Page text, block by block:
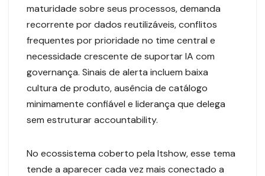
maturidade sobre seus processos, demanda
recorrente por dados reutilizáveis, conflitos
frequentes por prioridade no time central e
necessidade crescente de suportar IA com
governança. Sinais de alerta incluem baixa
cultura de produto, ausência de catálogo
minimamente confiável e liderança que delega
sem estruturar accountability.
No ecossistema coberto pela Itshow, esse tema
tende a aparecer cada vez mais conectado a